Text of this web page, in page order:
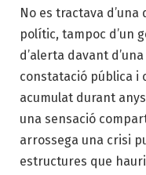
No es tractava
polític, tampoc d’un
d’alerta davant
constatació pública i
acumulat durant
una sensació
arrossega una crisi
estructures que